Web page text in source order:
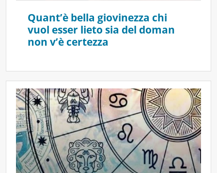
Quant’è bella giovinezza chi
vuol esser lieto sia del doman
non v’è certezza